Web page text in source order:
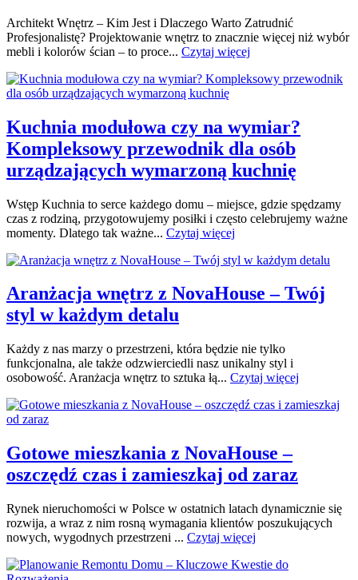
Architekt Wnętrz – Kim Jest i Dlaczego Warto Zatrudnić
Profesjonalistę? Projektowanie wnętrz to znacznie więcej niż wybór
mebli i kolorów ścian – to proce... Czytaj więcej
Kuchnia modułowa czy na wymiar?
Kompleksowy przewodnik dla osób
urządzających wymarzoną kuchnię
Wstęp Kuchnia to serce każdego domu – miejsce, gdzie spędzamy
czas z rodziną, przygotowujemy posiłki i często celebrujemy ważne
momenty. Dlatego tak ważne... Czytaj więcej
Aranżacja wnętrz z NovaHouse – Twój
styl w każdym detalu
Każdy z nas marzy o przestrzeni, która będzie nie tylko
funkcjonalna, ale także odzwierciedli nasz unikalny styl i
osobowość. Aranżacja wnętrz to sztuka łą... Czytaj więcej
Gotowe mieszkania z NovaHouse –
oszczędź czas i zamieszkaj od zaraz
Rynek nieruchomości w Polsce w ostatnich latach dynamicznie się
rozwija, a wraz z nim rosną wymagania klientów poszukujących
nowych, wygodnych przestrzeni ... Czytaj więcej